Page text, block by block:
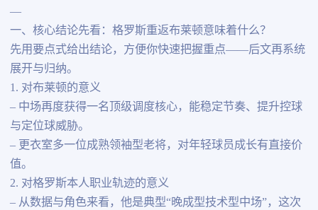
—
一、核心结论先看：格罗斯重返布莱顿意味着什么？
先用要点式给出结论，方便你快速把握重点——后文再系统
展开与归纳。
1. 对布莱顿的意义
– 中场再度获得一名顶级调度核心，能稳定节奏、提升控球
与定位球威胁。
– 更衣室多一位成熟领袖型老将，对年轻球员成长有直接价
值。
2. 对格罗斯本人职业轨迹的意义
– 从数据与角色来看，他是典型“晚成型技术型中场”，这次